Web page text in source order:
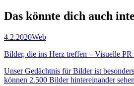
Das könnte dich auch
4.2.2020Web
Bilder, die ins Herz treffen – Visuelle
Unser Gedächtnis für Bilder ist
können 2.500 Bilder hintereinander